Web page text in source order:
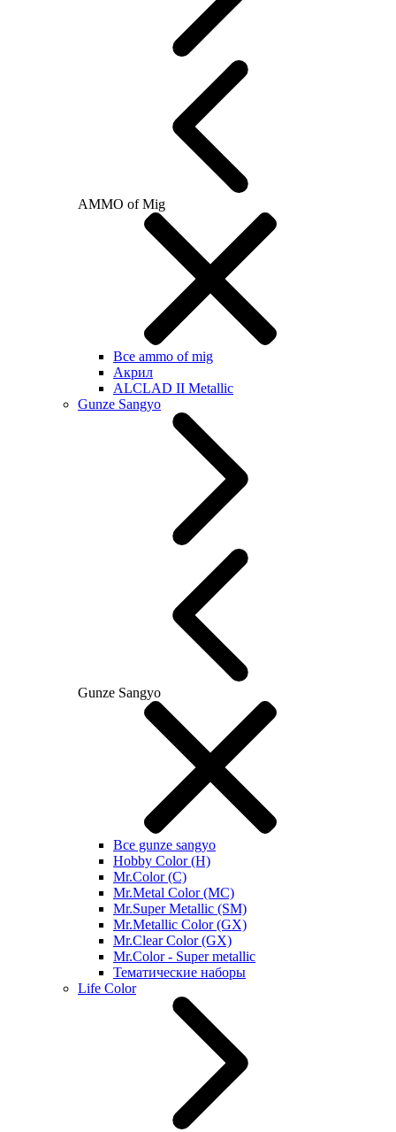
AMMO of Mig
Все ammo of mig
Акрил
ALCLAD II Metallic
Gunze Sangyo
Gunze Sangyo
Все gunze sangyo
Hobby Color (H)
Mr.Color (C)
Mr.Metal Color (MC)
Mr.Super Metallic (SM)
Mr.Metallic Color (GX)
Mr.Clear Color (GX)
Mr.Color - Super metallic
Тематические наборы
Life Color